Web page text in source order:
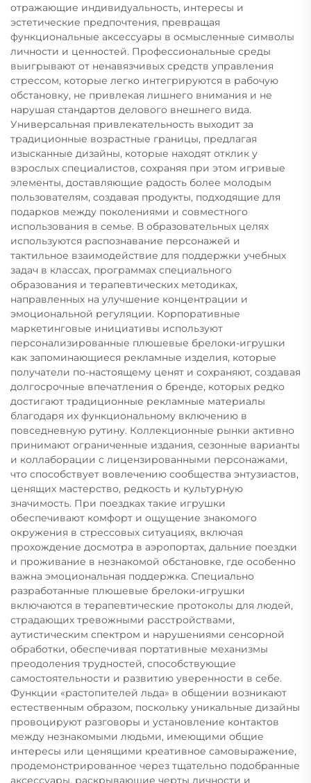
отражающие индивидуальность, интересы и
эстетические предпочтения, превращая
функциональные аксессуары в осмысленные символы
личности и ценностей. Профессиональные среды
выигрывают от ненавязчивых средств управления
стрессом, которые легко интегрируются в рабочую
обстановку, не привлекая лишнего внимания и не
нарушая стандартов делового внешнего вида.
Универсальная привлекательность выходит за
традиционные возрастные границы, предлагая
изысканные дизайны, которые находят отклик у
взрослых специалистов, сохраняя при этом игривые
элементы, доставляющие радость более молодым
пользователям, создавая продукты, подходящие для
подарков между поколениями и совместного
использования в семье. В образовательных целях
используются распознавание персонажей и
тактильное взаимодействие для поддержки учебных
задач в классах, программах специального
образования и терапевтических методиках,
направленных на улучшение концентрации и
эмоциональной регуляции. Корпоративные
маркетинговые инициативы используют
персонализированные плюшевые брелоки-игрушки
как запоминающиеся рекламные изделия, которые
получатели по-настоящему ценят и сохраняют, создавая
долгосрочные впечатления о бренде, которых редко
достигают традиционные рекламные материалы
благодаря их функциональному включению в
повседневную рутину. Коллекционные рынки активно
принимают ограниченные издания, сезонные варианты
и коллаборации с лицензированными персонажами,
что способствует вовлечению сообщества энтузиастов,
ценящих мастерство, редкость и культурную
значимость. При поездках такие игрушки
обеспечивают комфорт и ощущение знакомого
окружения в стрессовых ситуациях, включая
прохождение досмотра в аэропортах, дальние поездки
и проживание в незнакомой обстановке, где особенно
важна эмоциональная поддержка. Специально
разработанные плюшевые брелоки-игрушки
включаются в терапевтические протоколы для людей,
страдающих тревожными расстройствами,
аутистическим спектром и нарушениями сенсорной
обработки, обеспечивая портативные механизмы
преодоления трудностей, способствующие
самостоятельности и развитию уверенности в себе.
Функции «растопителей льда» в общении возникают
естественным образом, поскольку уникальные дизайны
провоцируют разговоры и установление контактов
между незнакомыми людьми, имеющими общие
интересы или ценящими креативное самовыражение,
продемонстрированное через тщательно подобранные
аксессуары, раскрывающие черты личности и